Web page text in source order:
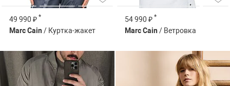
49 990 ₽ *
Marc Cain / Куртка-жакет
54 990 ₽ *
Marc Cain / Ветровка